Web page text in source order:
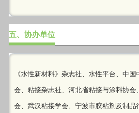
五、协办单位
《水性新材料》杂志社、水性平台、中
会、粘接杂志社、河北省粘接与涂料协会
会、武汉粘接学会、宁波市胶粘剂及制品